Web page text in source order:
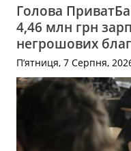
Голова
4,46 млн грн
негрошових благ
П’ятниця, 7 Серпня,